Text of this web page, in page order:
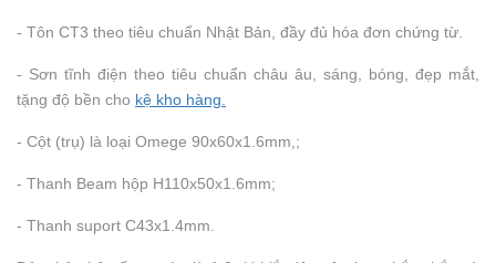
- Tôn CT3 theo tiêu chuẩn Nhật Bản, đầy đủ hóa đơn chứng từ.
- Sơn tĩnh điện theo tiêu chuẩn châu âu, sáng, bóng, đẹp mắt,
tặng độ bền cho kệ kho hàng.
- Cột (trụ) là loại Omege 90x60x1.6mm,;
- Thanh Beam hộp H110x50x1.6mm;
- Thanh suport C43x1.4mm.